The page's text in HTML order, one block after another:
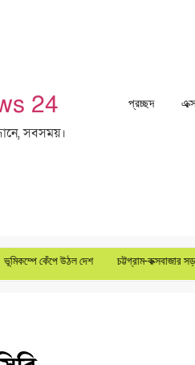
24
সবসময়।
প্রচ্ছদ
উঠল দেশ চট্টগ্রাম-কক্সবাজার সড়ক ৬ লেনে